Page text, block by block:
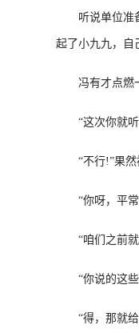
听说单位准备
起了小九九，
冯有才点燃一
“这次你就听
“不行!”果然
“你呀，平常
“咱们之前就
“你说的这些
“得，那就给